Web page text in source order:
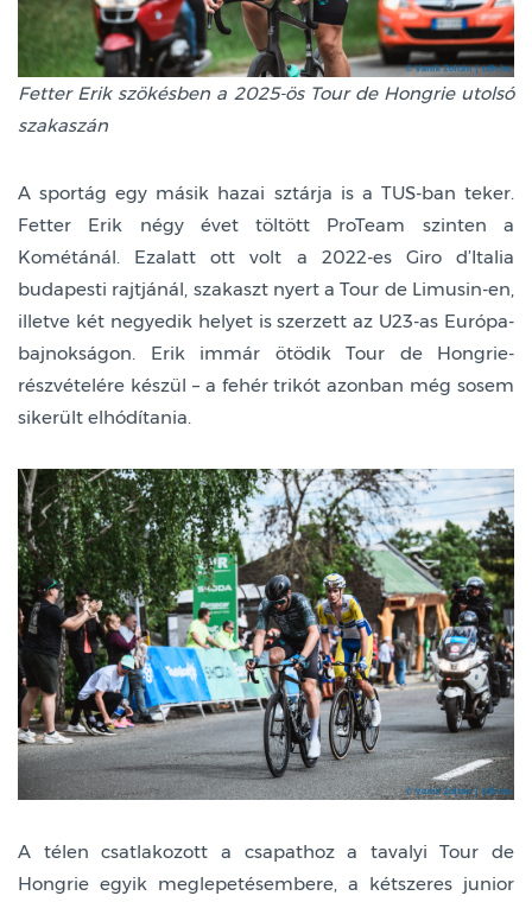
Fetter Erik szökésben a 2025-ös Tour de Hongrie utolsó
szakaszán
A sportág egy másik hazai sztárja is a TUS-ban teker.
Fetter Erik négy évet töltött ProTeam szinten a
Kométánál. Ezalatt ott volt a 2022-es Giro d’Italia
budapesti rajtjánál, szakaszt nyert a Tour de Limusin-en,
illetve két negyedik helyet is szerzett az U23-as Európa-
bajnokságon. Erik immár ötödik Tour de Hongrie-
részvételére készül – a fehér trikót azonban még sosem
sikerült elhódítania.
A télen csatlakozott a csapathoz a tavalyi Tour de
Hongrie egyik meglepetésembere, a kétszeres junior